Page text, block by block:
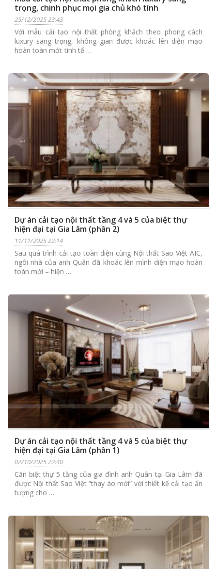
trọng, chinh phục mọi gia chủ khó tính
25/12/2025 23:43
Với mẫu cải tạo nội thất phòng khách theo phong cách
luxury sang trọng, không gian được khoác lên diện mạo
hoàn toàn mới: tinh tế …
Dự án cải tạo nội thất tầng 4 và 5 của biệt thự
hiện đại tại Gia Lâm (phần 2)
11/11/2025 22:14
Sau quá trình cải tạo toàn diện cùng Nội thất Sao Việt AIC,
ngôi nhà của anh Quân đã khoác lên mình diện mạo hoàn
toàn mới – hiện …
Dự án cải tạo nội thất tầng 4 và 5 của biệt thự
hiện đại tại Gia Lâm (phần 1)
02/10/2025 22:40
Căn biệt thự 5 tầng của gia đình anh Quân tại Gia Lâm đã
được Nội thất Sao Việt “thay áo mới” với thiết kế cải tạo ấn
tượng cho …